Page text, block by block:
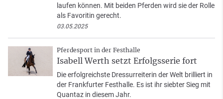
laufen können. Mit beiden Pferden wird sie der Rolle
als Favoritin gerecht.
03.05.2025
Pferdesport in der Festhalle
Isabell Werth setzt Erfolgsserie fort
Die erfolgreichste Dressurreiterin der Welt brilliert in
der Frankfurter Festhalle. Es ist ihr siebter Sieg mit
Quantaz in diesem Jahr.